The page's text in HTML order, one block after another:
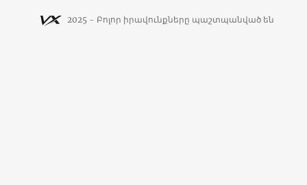
2025 - Բոլոր իրավունքները պաշտպանված են